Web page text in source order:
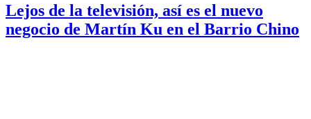
Lejos de la televisión, así es el nuevo
negocio de Martín Ku en el Barrio Chino